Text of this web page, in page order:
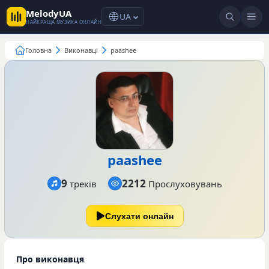
MelodyUA
НАЙКРАЩА МУЗИКА ОНЛАЙН UA
Головна Виконавці paashee
paashee
9 треків 2212Прослуховувань
Слухати онлайн
Про виконавця